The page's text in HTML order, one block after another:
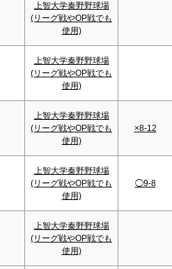
上智大学秦野野球場
(リーグ戦やOP戦でも
使用)
上智大学秦野野球場
(リーグ戦やOP戦でも
使用)
上智大学秦野野球場
(リーグ戦やOP戦でも
使用)
×8-12
上智大学秦野野球場
(リーグ戦やOP戦でも
使用)
◯9-8
上智大学秦野野球場
(リーグ戦やOP戦でも
使用)